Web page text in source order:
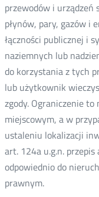
przewodów i urządzeń
płynów, pary, gazów i
łączności publicznej i
naziemnych lub
do korzystania z tych
lub użytkownik
zgody. Ograniczenie
miejscowym, a w
ustaleniu lokalizacji
art. 124a u.g.n.
odpowiednio do
prawnym.